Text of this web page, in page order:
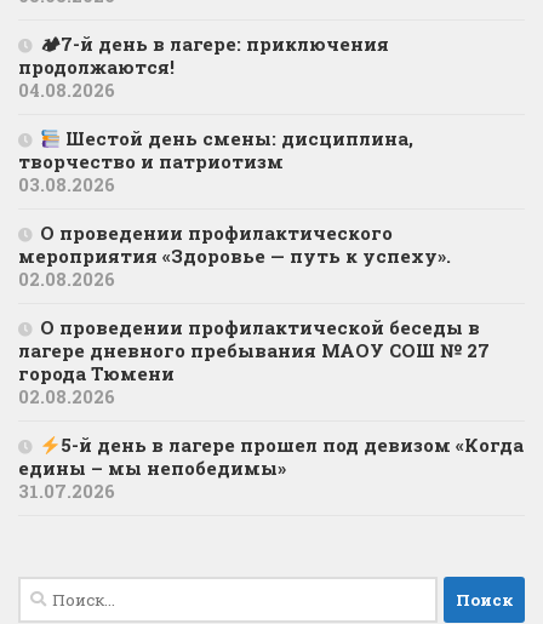
🏕7-й день в лагере: приключения
продолжаются!
04.08.2026
Шестой день смены: дисциплина,
творчество и патриотизм
03.08.2026
О проведении профилактического
мероприятия «Здоровье — путь к успеху».
02.08.2026
О проведении профилактической беседы в
лагере дневного пребывания МАОУ СОШ № 27
города Тюмени
02.08.2026
5-й день в лагере прошел под девизом «Когда
едины – мы непобедимы»
31.07.2026
Найти: